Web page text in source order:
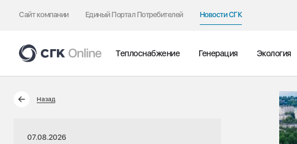
Сайт компании Единый Портал Потребителей Новости СГК
Теплоснабжение Генерация Экология
Назад
07.08.2026